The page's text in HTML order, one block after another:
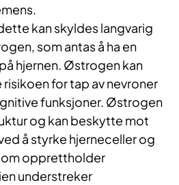
kan skyldes langvarig
som antas å ha en
hjernen. Østrogen kan
for tap av nevroner
funksjoner. Østrogen
og kan beskytte mot
å styrke hjerneceller og
opprettholder
understreker